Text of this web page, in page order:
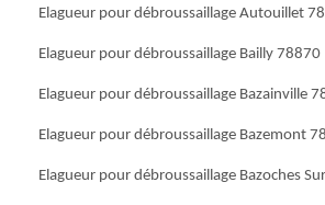
Elagueur pour débroussaillage Autouillet
Elagueur pour débroussaillage Bailly 78870
Elagueur pour débroussaillage Bazainville
Elagueur pour débroussaillage Bazemont
Elagueur pour débroussaillage Bazoches